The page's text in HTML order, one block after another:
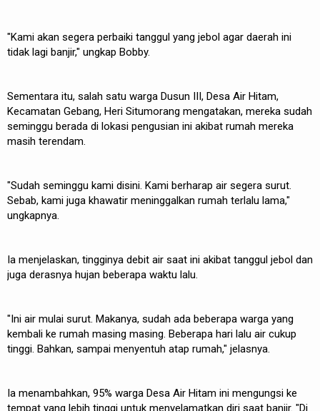
"Kami akan segera perbaiki tanggul yang jebol agar daerah ini
tidak lagi banjir," ungkap Bobby.
Sementara itu, salah satu warga Dusun III, Desa Air Hitam,
Kecamatan Gebang, Heri Situmorang mengatakan, mereka sudah
seminggu berada di lokasi pengusian ini akibat rumah mereka
masih terendam.
"Sudah seminggu kami disini. Kami berharap air segera surut.
Sebab, kami juga khawatir meninggalkan rumah terlalu lama,"
ungkapnya.
Ia menjelaskan, tingginya debit air saat ini akibat tanggul jebol dan
juga derasnya hujan beberapa waktu lalu.
"Ini air mulai surut. Makanya, sudah ada beberapa warga yang
kembali ke rumah masing masing. Beberapa hari lalu air cukup
tinggi. Bahkan, sampai menyentuh atap rumah," jelasnya.
Ia menambahkan, 95% warga Desa Air Hitam ini mengungsi ke
tempat yang lebih tinggi untuk menyelamatkan diri saat banjir. "Di